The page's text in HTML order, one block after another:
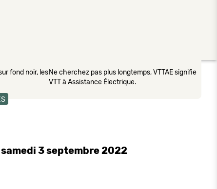
fond noir, lesNe cherchez pas plus longtemps, VTTAE signifie
VTT à Assistance Électrique.
3 septembre 2022